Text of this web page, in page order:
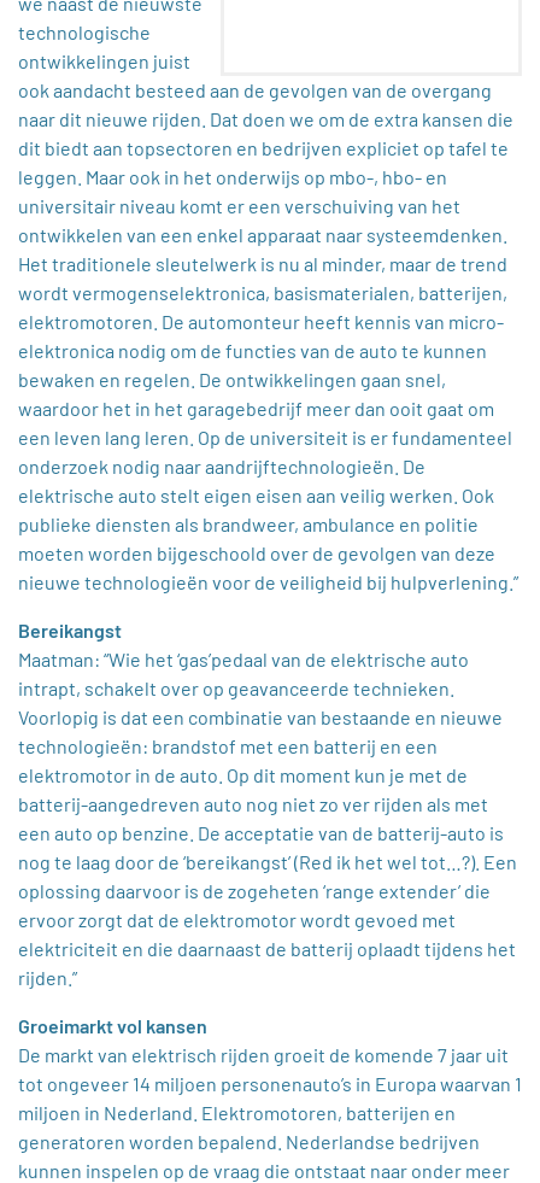
technologische
ontwikkelingen juist
ook aandacht besteed aan de gevolgen van de overgang
naar dit nieuwe rijden. Dat doen we om de extra kansen die
dit biedt aan topsectoren en bedrijven expliciet op tafel te
leggen. Maar ook in het onderwijs op mbo-, hbo- en
universitair niveau komt er een verschuiving van het
ontwikkelen van een enkel apparaat naar systeemdenken.
Het traditionele sleutelwerk is nu al minder, maar de trend
wordt vermogenselektronica, basismaterialen, batterijen,
elektromotoren. De automonteur heeft kennis van micro-
elektronica nodig om de functies van de auto te kunnen
bewaken en regelen. De ontwikkelingen gaan snel,
waardoor het in het garagebedrijf meer dan ooit gaat om
een leven lang leren. Op de universiteit is er fundamenteel
onderzoek nodig naar aandrijftechnologieën. De
elektrische auto stelt eigen eisen aan veilig werken. Ook
publieke diensten als brandweer, ambulance en politie
moeten worden bijgeschoold over de gevolgen van deze
nieuwe technologieën voor de veiligheid bij hulpverlening.”
Bereikangst
Maatman: “Wie het ‘gas’pedaal van de elektrische auto
intrapt, schakelt over op geavanceerde technieken.
Voorlopig is dat een combinatie van bestaande en nieuwe
technologieën: brandstof met een batterij en een
elektromotor in de auto. Op dit moment kun je met de
batterij-aangedreven auto nog niet zo ver rijden als met
een auto op benzine. De acceptatie van de batterij-auto is
nog te laag door de ‘bereikangst’ (Red ik het wel tot…?). Een
oplossing daarvoor is de zogeheten ‘range extender’ die
ervoor zorgt dat de elektromotor wordt gevoed met
elektriciteit en die daarnaast de batterij oplaadt tijdens het
rijden.”
Groeimarkt vol kansen
De markt van elektrisch rijden groeit de komende 7 jaar uit
tot ongeveer 14 miljoen personenauto’s in Europa waarvan 1
miljoen in Nederland. Elektromotoren, batterijen en
generatoren worden bepalend. Nederlandse bedrijven
kunnen inspelen op de vraag die ontstaat naar onder meer